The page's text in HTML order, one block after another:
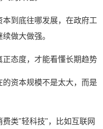
到底往哪发展，在政府工
做大做强。
资本规模不是太大，而是
类"轻科技"，比如互联网